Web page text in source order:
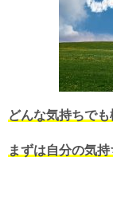
どんな気持ちでも
まずは自分の気